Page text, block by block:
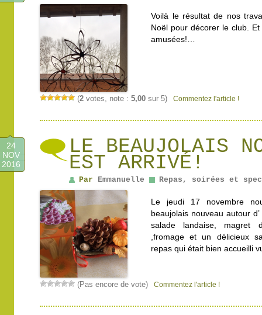
Voilà le résultat de nos
Noël pour décorer le club.
amusées!…
(2 votes, note : 5,00 sur 5) Commentez l'article !
LE BEAUJOLAIS
EST ARRIVÉ!
24
NOV
2016
Par Emmanuelle Repas, soirées et
Le jeudi 17 novembre
beaujolais nouveau autour
salade landaise, magret
,fromage et un délicieux
repas qui était bien accueilli
(Pas encore de vote) Commentez l'article !